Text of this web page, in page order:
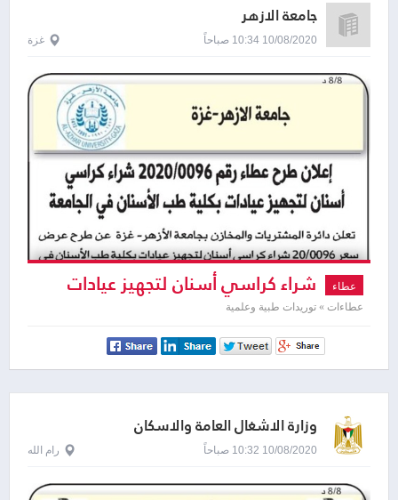
جامعة الازهر
10/08/2020 10:34 صباحاً غزة
عطاء شراء كراسي أسنان لتجهيز عيادات
بكلية طب الأسنان في الجامعة
عطاءات » توريدات طبية وعلمية
وزارة الاشغال العامة والاسكان
10/08/2020 10:32 صباحاً رام الله